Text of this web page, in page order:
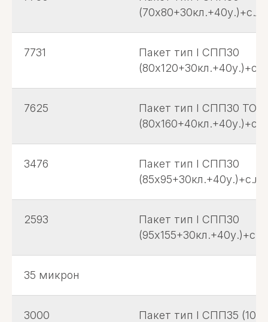
7731
Пакет тип I СПП30
7625
Пакет тип I СПП30
3476
Пакет тип I СПП30
2593
Пакет тип I СПП30
35 микрон
3000
Пакет тип I СПП35